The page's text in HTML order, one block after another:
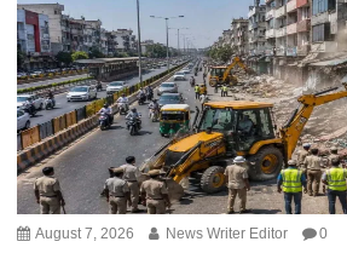
August 7, 2026 News Writer Editor 0